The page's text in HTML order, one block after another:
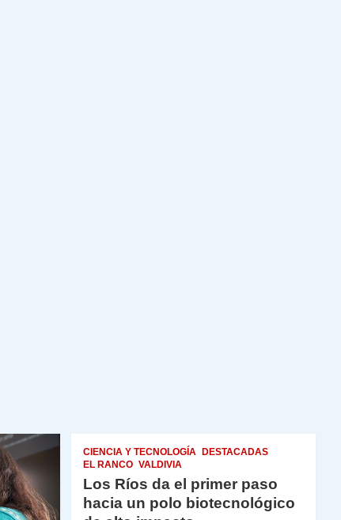
CIENCIA Y TECNOLOGÍA
DESTACADAS
EL RANCO VALDIVIA
Los Ríos da el primer paso
hacia un polo biotecnológico